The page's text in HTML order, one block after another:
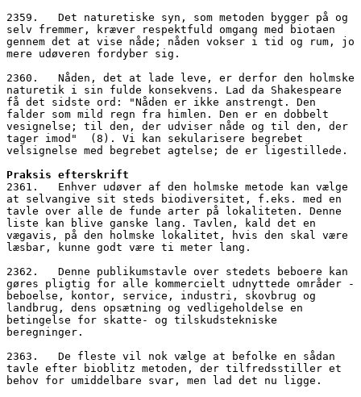
2359.   Det naturetiske syn, som metoden bygger på og
selv fremmer, kræver respektfuld omgang med biotaen
gennem det at vise nåde; nåden vokser i tid og rum, jo
mere udøveren fordyber sig.
2360.   Nåden, det at lade leve, er derfor den holmske
naturetik i sin fulde konsekvens. Lad da Shakespeare
få det sidste ord: "Nåden er ikke anstrengt. Den
falder som mild regn fra himlen. Den er en dobbelt
vesignelse; til den, der udviser nåde og til den, der
tager imod"  (8). Vi kan sekularisere begrebet
velsignelse med begrebet agtelse; de er ligestillede.
Praksis efterskrift
2361.   Enhver udøver af den holmske metode kan vælge
at selvangive sit steds biodiversitet, f.eks. med en
tavle over alle de funde arter på lokaliteten. Denne
liste kan blive ganske lang. Tavlen, kald det en
vægavis, på den holmske lokalitet, hvis den skal være
læsbar, kunne godt være ti meter lang.
2362.   Denne publikumstavle over stedets beboere kan
gøres pligtig for alle kommercielt udnyttede områder -
beboelse, kontor, service, industri, skovbrug og
landbrug, dens opsætning og vedligeholdelse en
betingelse for skatte- og tilskudstekniske
beregninger.
2363.   De fleste vil nok vælge at befolke en sådan
tavle efter bioblitz metoden, der tilfredsstiller et
behov for umiddelbare svar, men lad det nu ligge.